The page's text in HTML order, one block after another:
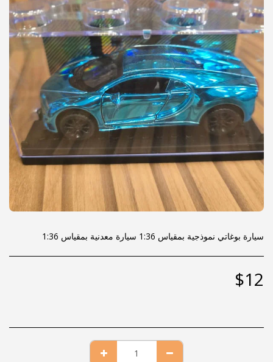
سيارة بوغاتي نموذجية بمقياس 1:36 سيارة معدنية بمقياس 1:36
$12